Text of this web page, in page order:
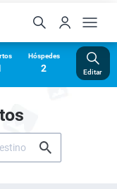
Hóspedes
2 Editar